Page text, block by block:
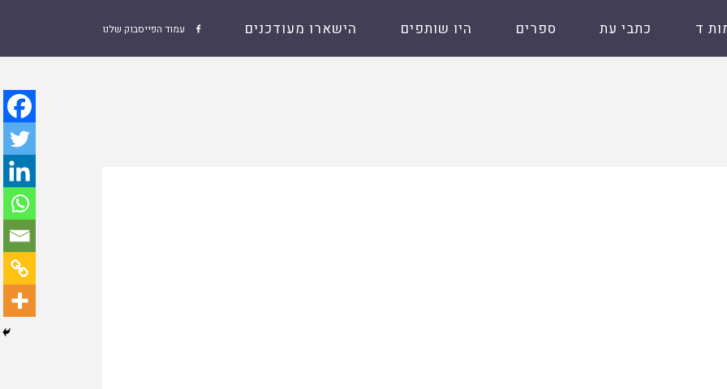
 עמוד הפייסבוק שלנו ד כתבי עת ספרים היו שותפים הישארו מעודכנים